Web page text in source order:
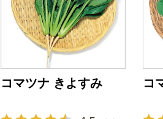
コマツナ きよすみ コ